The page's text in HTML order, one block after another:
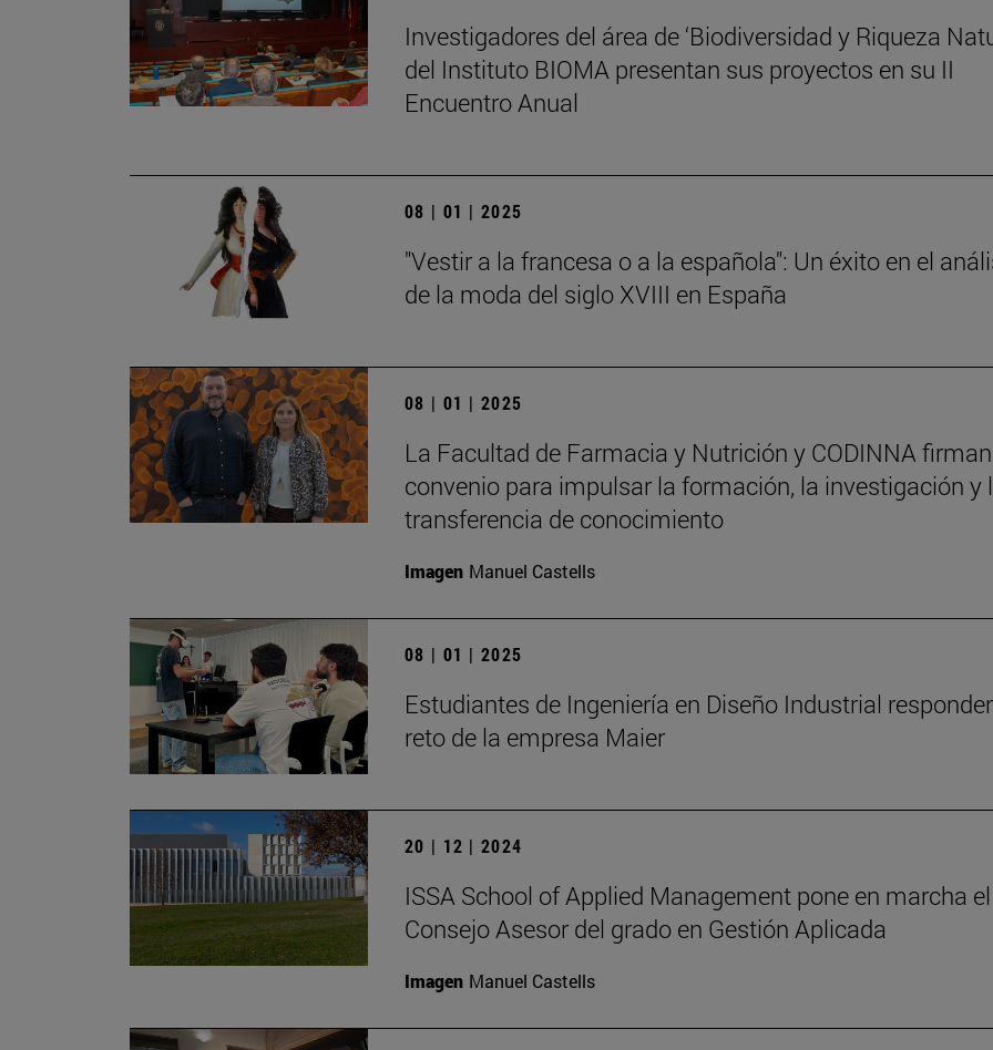
Investigadores del área de ‘Biodiversidad y Riqueza
del Instituto BIOMA presentan sus proyectos en su II
Encuentro Anual
08 | 01 | 2025
"Vestir a la francesa o a la española": Un éxito en el
de la moda del siglo XVIII en España
08 | 01 | 2025
La Facultad de Farmacia y Nutrición y CODINNA
convenio para impulsar la formación, la investigación y
transferencia de conocimiento
Imagen Manuel Castells
08 | 01 | 2025
Estudiantes de Ingeniería en Diseño Industrial
reto de la empresa Maier
20 | 12 | 2024
ISSA School of Applied Management pone en marcha el
Consejo Asesor del grado en Gestión Aplicada
Imagen Manuel Castells